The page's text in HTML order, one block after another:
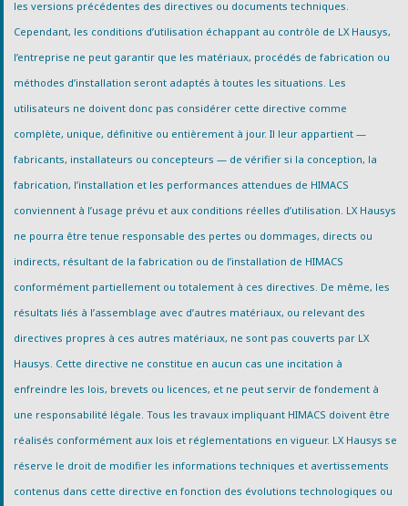
les versions précédentes des directives ou documents techniques.
Cependant, les conditions d’utilisation échappant au contrôle de LX Hausys,
l’entreprise ne peut garantir que les matériaux, procédés de fabrication ou
méthodes d’installation seront adaptés à toutes les situations. Les
utilisateurs ne doivent donc pas considérer cette directive comme
complète, unique, définitive ou entièrement à jour. Il leur appartient —
fabricants, installateurs ou concepteurs — de vérifier si la conception, la
fabrication, l’installation et les performances attendues de HIMACS
conviennent à l’usage prévu et aux conditions réelles d’utilisation. LX Hausys
ne pourra être tenue responsable des pertes ou dommages, directs ou
indirects, résultant de la fabrication ou de l’installation de HIMACS
conformément partiellement ou totalement à ces directives. De même, les
résultats liés à l’assemblage avec d’autres matériaux, ou relevant des
directives propres à ces autres matériaux, ne sont pas couverts par LX
Hausys. Cette directive ne constitue en aucun cas une incitation à
enfreindre les lois, brevets ou licences, et ne peut servir de fondement à
une responsabilité légale. Tous les travaux impliquant HIMACS doivent être
réalisés conformément aux lois et réglementations en vigueur. LX Hausys se
réserve le droit de modifier les informations techniques et avertissements
contenus dans cette directive en fonction des évolutions technologiques ou